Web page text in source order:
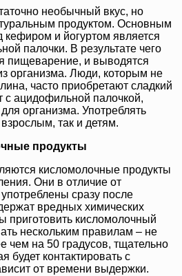
необычный вкус, но
продуктом. Основным
и йогуртом является
палочки. В результате чего
пищеварение, и выводятся
организма. Люди, которым не
часто приобретают сладкий
с ацидофильной палочкой,
организма. Употреблять
так и детям.
продукты
кисломолочные продукты
Они в отличие от
сразу после
вредных химических
приготовить кисломолочный
нескольким правилам – не
чем на 50 градусов, тщательно
будет контактировать с
от времени выдержки.